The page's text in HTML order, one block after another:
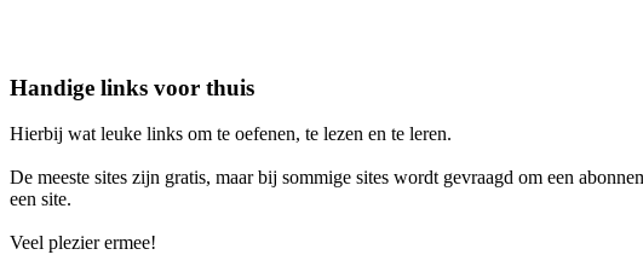
Handige links voor thuis
Hierbij wat leuke links om te oefenen, te lezen en te leren.
De meeste sites zijn gratis, maar bij sommige sites wordt gevraagd om een
een site.
Veel plezier ermee!